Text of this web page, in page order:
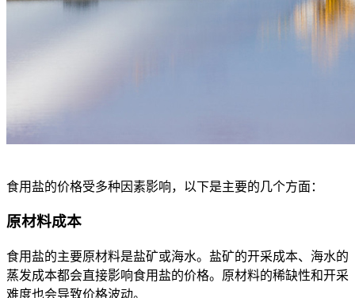
食用盐的价格受多种因素影响，以下是主要的几个方面：
原材料成本
食用盐的主要原材料是盐矿或海水。盐矿的开采成本、海水的
蒸发成本都会直接影响食用盐的价格。原材料的稀缺性和开采
难度也会导致价格波动。